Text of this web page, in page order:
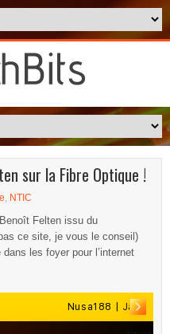
sur la Fibre Optique !
, NTIC
Felten issu du
ce site, je vous le conseil)
les foyer pour l’internet